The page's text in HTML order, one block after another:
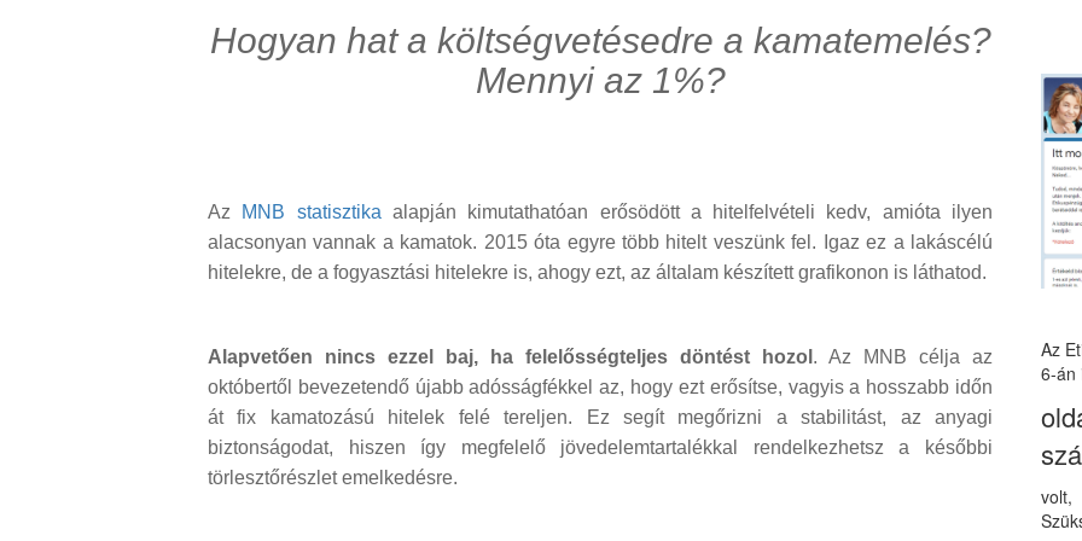
Hogyan hat a költségvetésedre a kamatemelés?
Mennyi az 1%?
Az MNB statisztika alapján kimutathatóan erősödött a hitelfelvételi kedv, amióta ilyen
alacsonyan vannak a kamatok. 2015 óta egyre több hitelt veszünk fel. Igaz ez a lakáscélú
hitelekre, de a fogyasztási hitelekre is, ahogy ezt, az általam készített grafikonon is láthatod.
Alapvetően nincs ezzel baj, ha felelősségteljes döntést hozol . Az MNB célja az
októbertől bevezetendő újabb adósságfékkel az, hogy ezt erősítse, vagyis a hosszabb időn
át fix kamatozású hitelek felé tereljen. Ez segít megőrizni a stabilitást, az anyagi
biztonságodat, hiszen így megfelelő jövedelemtartalékkal rendelkezhetsz a későbbi
törlesztőrészlet emelkedésre.
Az
6-án
volt,